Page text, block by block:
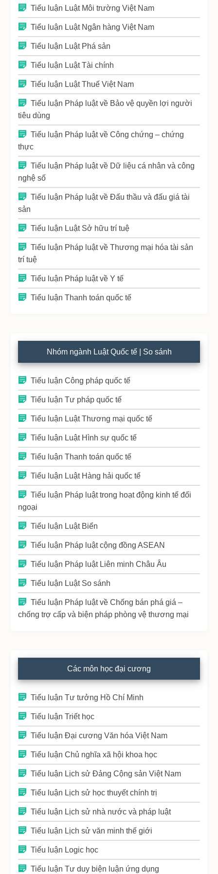
Tiểu luận Luật Môi trường Việt Nam
Tiểu luận Luật Ngân hàng Việt Nam
Tiểu luận Luật Phá sản
Tiểu luận Luật Tài chính
Tiểu luận Luật Thuế Việt Nam
Tiểu luận Pháp luật về Bảo vệ quyền lợi người
tiêu dùng
Tiểu luận Pháp luật về Công chứng – chứng
thực
Tiểu luận Pháp luật về Dữ liệu cá nhân và công
nghệ số
Tiểu luận Pháp luật về Đấu thầu và đấu giá tài
sản
Tiểu luận Luật Sở hữu trí tuệ
Tiểu luận Pháp luật về Thương mại hóa tài sản
trí tuệ
Tiểu luận Pháp luật về Y tế
Tiểu luận Thanh toán quốc tế
Nhóm ngành Luật Quốc tế | So sánh
Tiểu luận Công pháp quốc tế
Tiểu luận Tư pháp quốc tế
Tiểu luận Luật Thương mại quốc tế
Tiểu luận Luật Hình sự quốc tế
Tiểu luận Thanh toán quốc tế
Tiểu luận Luật Hàng hải quốc tế
Tiểu luận Pháp luật trong hoạt động kinh tế đối
ngoại
Tiểu luận Luật Biển
Tiểu luận Pháp luật cộng đồng ASEAN
Tiểu luận Pháp luật Liên minh Châu Âu
Tiểu luận Luật So sánh
Tiểu luận Pháp luật về Chống bán phá giá –
chống trợ cấp và biện pháp phòng vệ thương mại
Các môn học đại cương
Tiểu luận Tư tưởng Hồ Chí Minh
Tiểu luận Triết học
Tiểu luận Đại cương Văn hóa Việt Nam
Tiểu luận Chủ nghĩa xã hội khoa học
Tiểu luận Lịch sử Đảng Cộng sản Việt Nam
Tiểu luận Lịch sử học thuyết chính trị
Tiểu luận Lịch sử nhà nước và pháp luật
Tiểu luận Lịch sử văn minh thế giới
Tiểu luận Logic học
Tiểu luận Tư duy biện luận ứng dụng